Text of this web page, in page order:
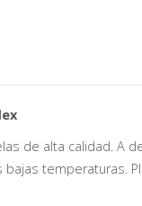
de alta calidad.
temperaturas.